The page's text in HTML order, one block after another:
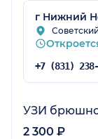
г Нижний
УЗИ
2 300 ₽